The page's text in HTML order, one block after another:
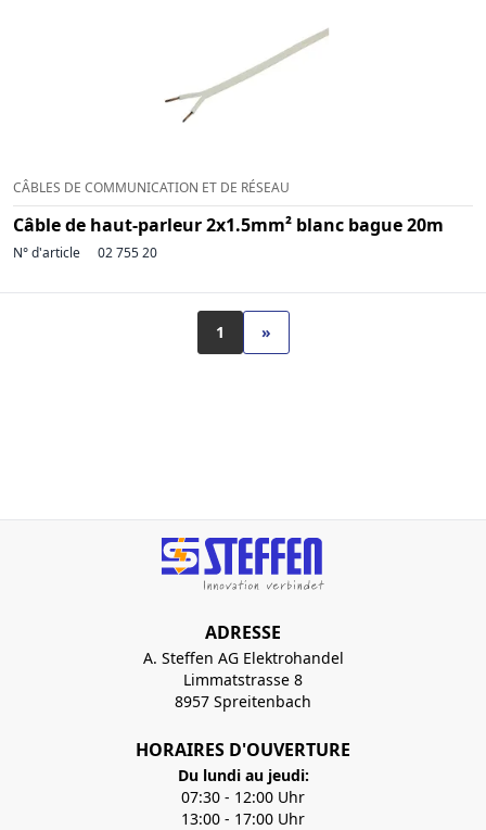
CÂBLES DE COMMUNICATION ET DE RÉSEAU
Câble de haut-parleur 2x1.5mm² blanc bague 20m
N° d'article 02 755 20
1 »
ADRESSE
A. Steffen AG Elektrohandel
Limmatstrasse 8
8957 Spreitenbach
HORAIRES D'OUVERTURE
Du lundi au jeudi:
07:30 - 12:00 Uhr
13:00 - 17:00 Uhr